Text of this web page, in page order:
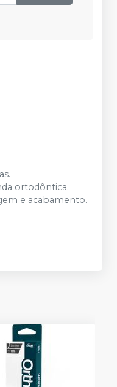
ortodôntica.
e acabamento.